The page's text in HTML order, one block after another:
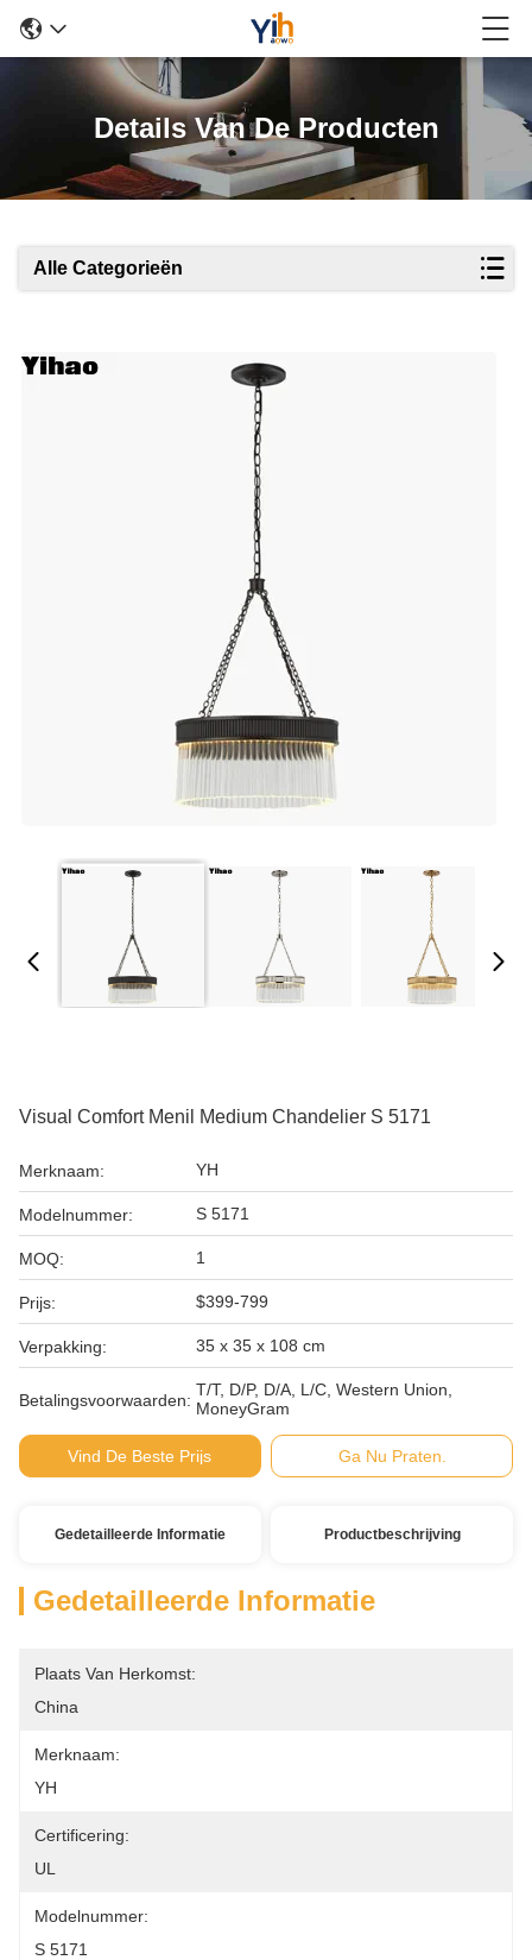
Details Van De Producten
Alle Categorieën
Visual Comfort Menil Medium Chandelier S 5171
Merknaam: YH
Modelnummer: S 5171
MOQ: 1
Prijs: $399-799
Verpakking: 35 x 35 x 108 cm
Betalingsvoorwaarden:
T/T, D/P, D/A, L/C, Western Union,
MoneyGram
Vind De Beste Prijs Ga Nu Praten.
Gedetailleerde Informatie Productbeschrijving
Gedetailleerde Informatie
Plaats Van Herkomst:
China
Merknaam:
YH
Certificering:
UL
Modelnummer:
S 5171